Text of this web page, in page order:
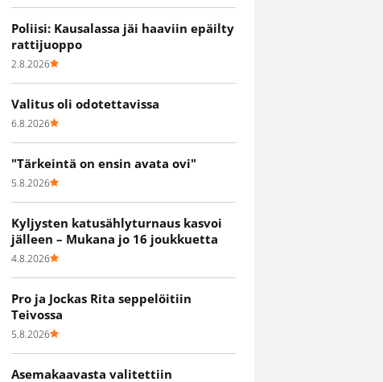
Poliisi: Kausalassa jäi haaviin epäilty
rattijuoppo
2.8.2026
Valitus oli odotettavissa
6.8.2026
"Tärkeintä on ensin avata ovi"
5.8.2026
Kyljysten katusählyturnaus kasvoi
jälleen – Mukana jo 16 joukkuetta
4.8.2026
Pro ja Jockas Rita seppelöitiin
Teivossa
5.8.2026
Asemakaavasta valitettiin